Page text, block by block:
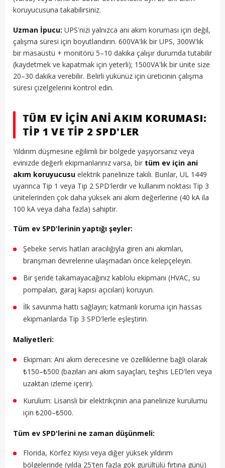
koruyucusuna takabilirsiniz.
Uzman İpucu: UPS'nizi yalnızca ani akım koruması için değil,
çalışma süresi için boyutlandırın. 600VA'lık bir UPS, 300W'lık
bir masaüstü + monitörü 5–10 dakika çalışır durumda tutabilir
(kaydetmek ve kapatmak için yeterli); 1500VA'lık bir ünite size
20–30 dakika verebilir. Belirli yükünüz için üreticinin çalışma
süresi çizelgelerini kontrol edin.
TÜM EV İÇIN ANI AKIM KORUMASI:
TIP 1 VE TIP 2 SPD'LER
Yıldırım düşmesine eğilimli bir bölgede yaşıyorsanız veya
evinizde değerli ekipmanlarınız varsa, bir tüm ev için ani
akım koruyucusu elektrik panelinize takılı. Bunlar, UL 1449
uyarınca Tip 1 veya Tip 2 SPD'lerdir ve kullanım noktası Tip 3
ünitelerinden çok daha yüksek ani akım değerlerine (40 kA ila
100 kA veya daha fazla) sahiptir.
Tüm ev SPD'lerinin yaptığı şeyler:
Şebeke servis hatları aracılığıyla giren ani akımları,
branşman devrelerine ulaşmadan önce kelepçeleyin.
Bir şeride takamayacağınız kablolu ekipmanı (HVAC, su
pompaları, garaj kapısı açıcıları) koruyun.
İlk savunma hattı sağlayın; katmanlı koruma için hassas
ekipmanlarda Tip 3 SPD'lerle eşleştirin.
Maliyetleri:
Ekipman: Ani akım derecesine ve özelliklerine bağlı olarak
₺150–₺500 (bazıları ani akım sayaçları, teşhis LED'leri veya
uzaktan izleme içerir).
Kurulum: Lisanslı bir elektrikçinin ana panelinize kurulumu
için ₺200–₺500.
Tüm ev SPD'lerini ne zaman düşünmeli:
Florida, Körfez Kıyısı veya diğer yüksek yıldırım
bölgelerinde (yılda 25'ten fazla gök gürültülü fırtına günü)